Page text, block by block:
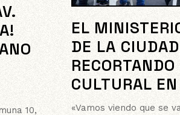
10,
EL
DE LA
CULTURAL
«Vamos viendo que se